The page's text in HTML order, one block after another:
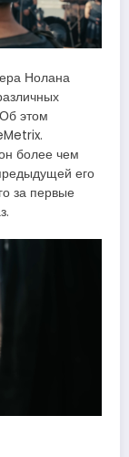
Нолана
этом
более чем
его
за первые